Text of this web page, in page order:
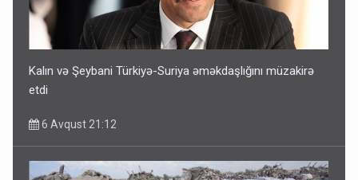
Kalın və Şeybani Türkiyə-Suriya əməkdaşlığını müzakirə
etdi
6 Avqust 21:12